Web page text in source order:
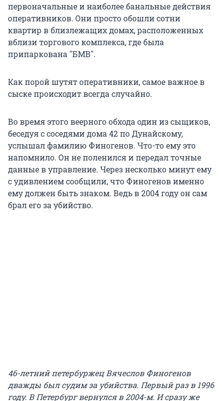
первоначальные и наиболее банальные действия
оперативников. Они просто обошли сотни
квартир в близлежащих домах, расположенных
вблизи торгового комплекса, где была
припаркована "БМВ".
Как порой шутят оперативники, самое важное в
сыске происходит всегда случайно.
Во время этого веерного обхода один из сыщиков,
беседуя с соседями дома 42 по Дунайскому,
услышал фамилию Финогенов. Что-то ему это
напомнило. Он не поленился и передал точные
данные в управление. Через несколько минут ему
с удивлением сообщили, что Финогенов именно
ему должен быть знаком. Ведь в 2004 году он сам
брал его за убийство.
46-летний петербуржец Вячеслов Финогенов
дважды был судим за убийства. Первый раз в 1996
году. В Петербург вернулся в 2004-м. И сразу же